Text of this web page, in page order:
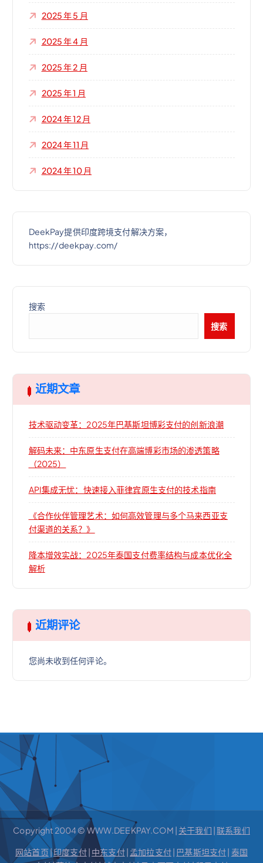
2025 年 5 月
2025 年 4 月
2025 年 2 月
2025 年 1 月
2024 年 12 月
2024 年 11 月
2024 年 10 月
DeekPay提供印度跨境支付解决方案，
https://deekpay.com/
搜索
搜索
近期文章
技术驱动变革：2025年巴基斯坦博彩支付的创新浪潮
解码未来：中东原生支付在高端博彩市场的渗透策略
（2025）
API集成无忧：快速接入菲律宾原生支付的技术指南
《合作伙伴管理艺术：如何高效管理与多个马来西亚支
付渠道的关系？》
降本增效实战：2025年泰国支付费率结构与成本优化全
解析
近期评论
您尚未收到任何评论。
Copyright 2004 © WWW.DEEKPAY.COM | 关于我们 |联系我们
网站首页|印度支付| 中东支付| 孟加拉支付| 巴基斯坦支付| 泰国